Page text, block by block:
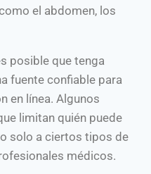
el abdomen, los
posible que tenga
fuente confiable para
en línea. Algunos
limitan quién puede
solo a ciertos tipos de
médicos.